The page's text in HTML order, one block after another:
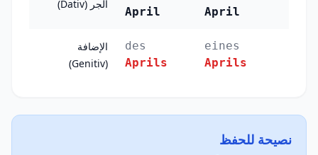
الجر (Dativ)
April
April
الإضافة
(Genitiv)
des
Aprils
eines
Aprils
نصيحة للحفظ